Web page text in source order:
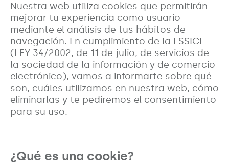
Nuestra web utiliza cookies que permitirán
mejorar tu experiencia como usuario
mediante el análisis de tus hábitos de
navegación. En cumplimiento de la LSSICE
(LEY 34/2002, de 11 de julio, de servicios de
la sociedad de la información y de comercio
electrónico), vamos a informarte sobre qué
son, cuáles utilizamos en nuestra web, cómo
eliminarlas y te pediremos el consentimiento
para su uso.
¿Qué es una cookie?